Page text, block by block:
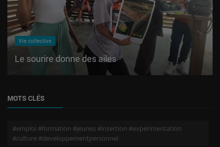
Vie collective
Le sourire donne des ailes
MOTS CLÉS
#emploi #formation #jeunes #insertion #expérimentation
#culture #developpementpersonnel